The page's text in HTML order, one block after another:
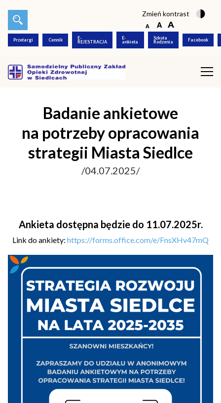
Zmień kontrast
Przetargi Cennik E-
REJESTRACJA
E-
ankieta
Szkoła
Rodzenia Facebook
Badanie ankietowe
na potrzeby opracowania
strategii Miasta Siedlce
/04.07.2025/
Ankieta dostępna będzie do 11.07.2025r.
Link do ankiety: https://forms.office.com/e/FnsXHv47mQ